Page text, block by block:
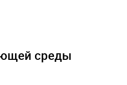
среды